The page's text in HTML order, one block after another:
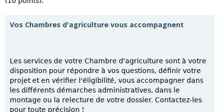
Vos Chambres d'agriculture vous accompagnent
Les services de votre Chambre d'agriculture sont à votre
disposition pour répondre à vos questions, définir votre
projet et en vérifier l'éligibilité, vous accompagner dans
les différents démarches administratives, dans le
montage ou la relecture de votre dossier. Contactez-les
pour toute précision !